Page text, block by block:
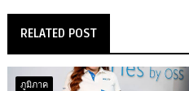
RELATED POST
ภูมิภาค